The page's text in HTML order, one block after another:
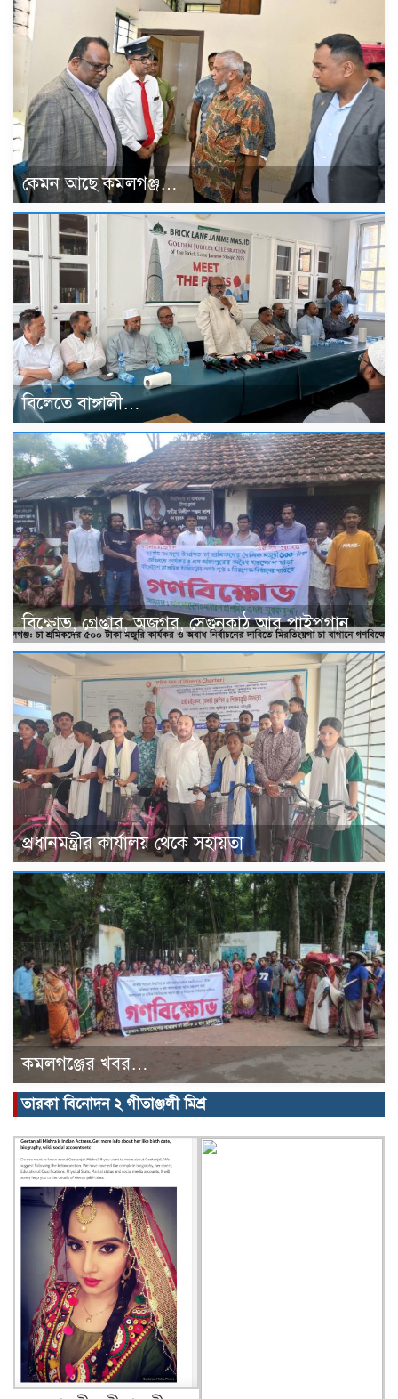
কেমন আছে কমলগঞ্জ…
বিলেতে বাঙ্গালী…
বিক্ষোভ, গ্রেপ্তার, অজগর, সেগুনকাঠ আর পাইপগান।
প্রধানমন্ত্রীর কার্যালয় থেকে সহায়তা
কমলগঞ্জের খবর…
তারকা বিনোদন ২ গীতাঞ্জলী মিশ্র